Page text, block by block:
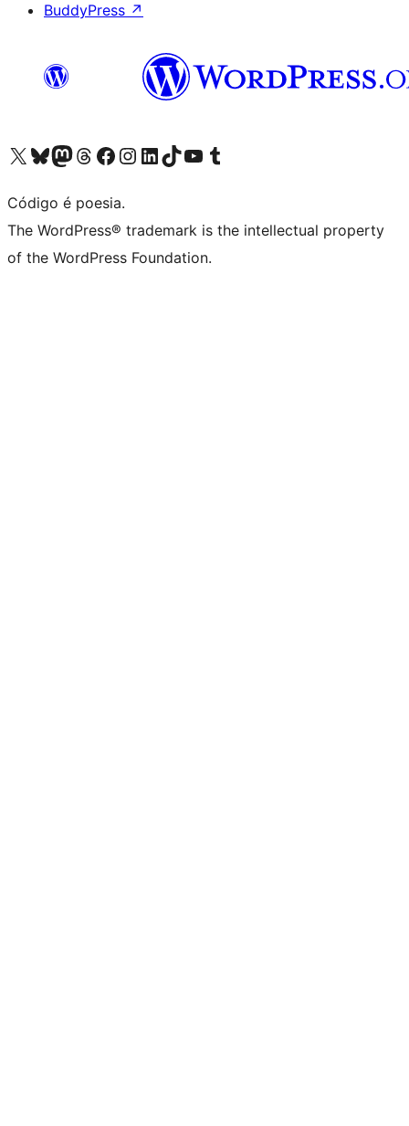
BuddyPress ↗
Visite a nossa conta X (antigo Twitter)
Visit our Bluesky account
Visit our Mastodon account
Visit our Threads account
Visite a nossa página do Facebook
Visite a nossa conta no Instagram
Visite a nossa conta no LinkedIn
Visit our TikTok account
Visit our YouTube channel
Visit our Tumblr account
Código é poesia.
The WordPress® trademark is the intellectual property
of the WordPress Foundation.